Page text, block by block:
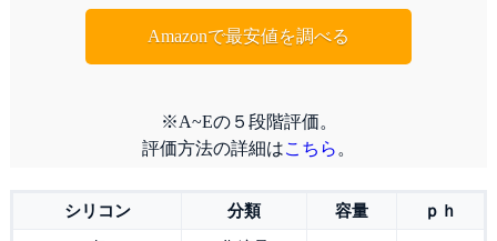
Amazonで最安値を調べる
※A~Eの５段階評価。
評価方法の詳細はこちら 。
シリコン 分類 容量 ｐｈ